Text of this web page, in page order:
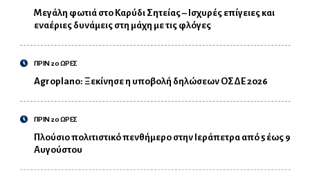
Μεγάλη φωτιά στο Καρύδι Σητείας – Ισχυρές επίγειες και
εναέριες δυνάμεις στη μάχη με τις φλόγες
ΠΡΙΝ 20 ΩΡΕΣ
Agroplano: Ξεκίνησε η υποβολή δηλώσεων ΟΣΔΕ 2026
ΠΡΙΝ 20 ΩΡΕΣ
Πλούσιο πολιτιστικό πενθήμερο στην Ιεράπετρα από 5 έως 9
Αυγούστου